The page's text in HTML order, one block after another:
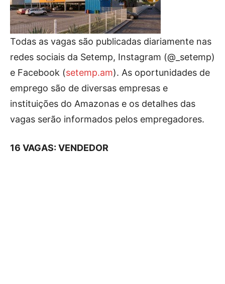
Todas as vagas são publicadas diariamente nas
redes sociais da Setemp, Instagram (@_setemp)
e Facebook (setemp.am). As oportunidades de
emprego são de diversas empresas e
instituições do Amazonas e os detalhes das
vagas serão informados pelos empregadores.
16 VAGAS: VENDEDOR